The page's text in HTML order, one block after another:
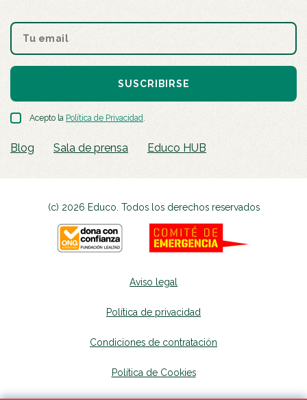
SUSCRIBIRSE
Acepto la Política de Privacidad.
Blog Sala de prensa Educo HUB
(c) 2026 Educo. Todos los derechos reservados
Aviso legal
Política de privacidad
Condiciones de contratación
Política de Cookies